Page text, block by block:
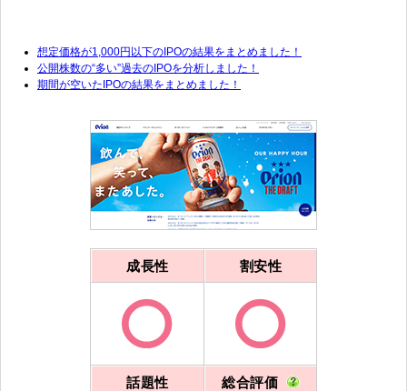
想定価格が1,000円以下のIPOの結果をまとめました！
公開株数の“多い”過去のIPOを分析しました！
期間が空いたIPOの結果をまとめました！
成長性 割安性
話題性 総合評価